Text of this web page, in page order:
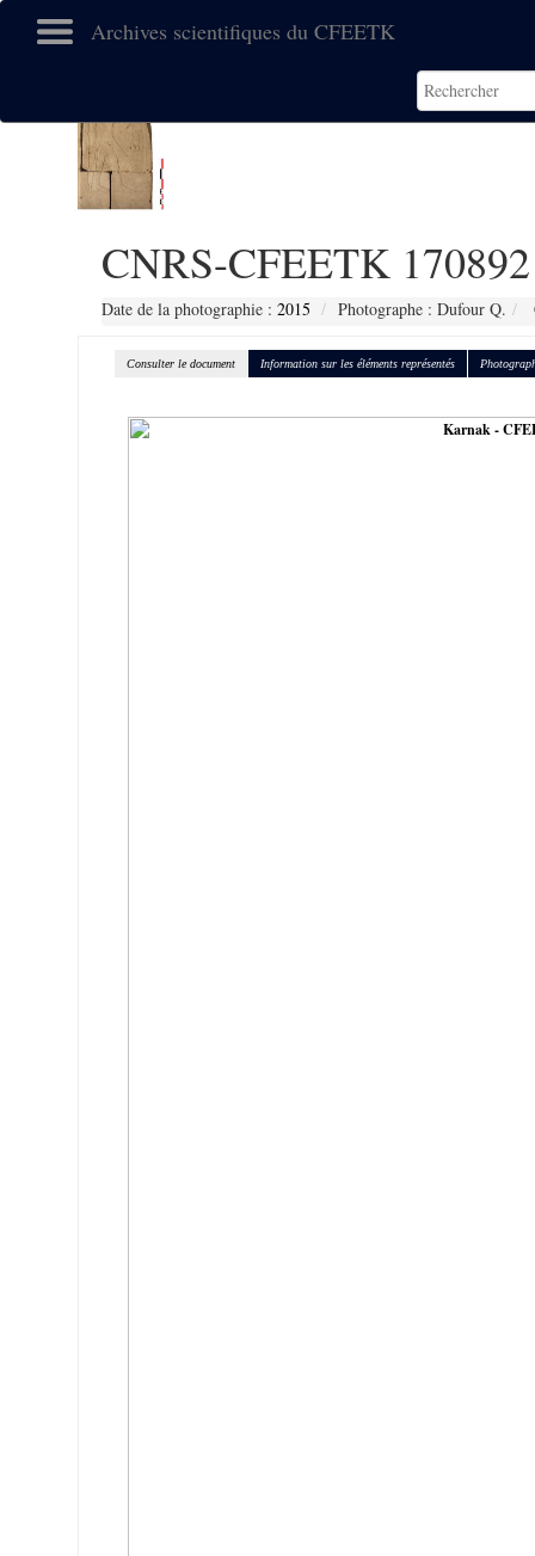
Archives scientifiques du CFEETK
CNRS-CFEETK 170892
Date de la photographie : 2015 Photographe : Dufour Q.
Consulter le document Information sur les éléments représentés